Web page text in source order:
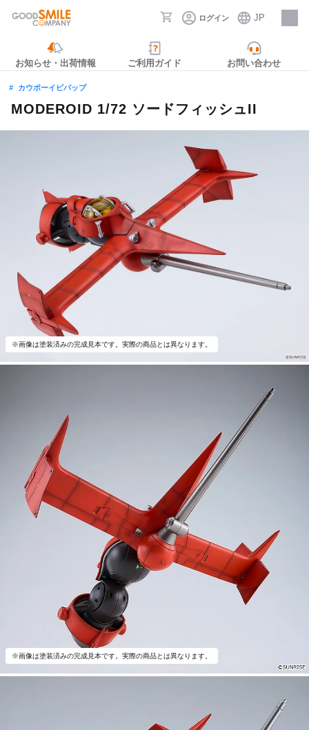
ログイン JP
採用情報
お知らせ・出荷情報 ご利用ガイド お問い合わせ
カウボーイビバップ
MODEROID 1/72 ソードフィッシュII
※画像は塗装済みの完成見本です。実際の商品とは異なります。
※画像は塗装済みの完成見本です。実際の商品とは異なります。